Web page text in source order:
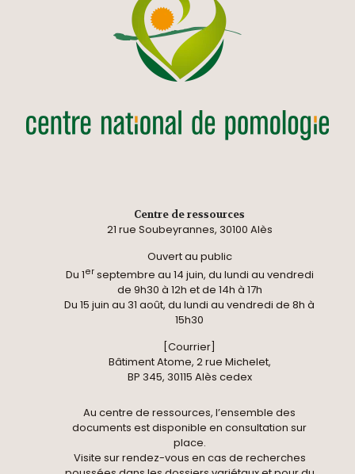
Centre de ressources
21 rue Soubeyrannes, 30100 Alès
Ouvert au public
Du 1erseptembre au 14 juin, du lundi au vendredi
de 9h30 à 12h et de 14h à 17h
Du 15 juin au 31 août, du lundi au vendredi de 8h à
15h30
[Courrier]
Bâtiment Atome, 2 rue Michelet,
BP 345, 30115 Alès cedex
Au centre de ressources, l’ensemble des
documents est disponible en consultation sur
place.
Visite sur rendez-vous en cas de recherches